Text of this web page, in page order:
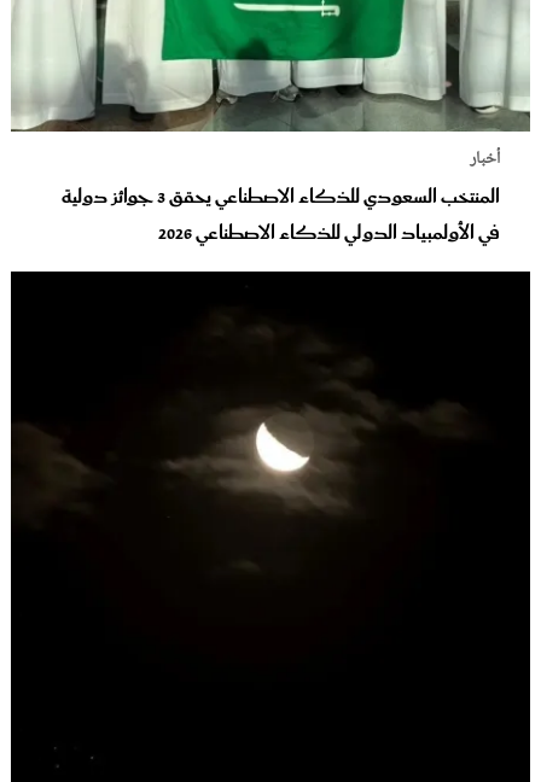
أخبار
المنتخب السعودي للذكاء الاصطناعي يحقق 3 جوائز دولية
في الأولمبياد الدولي للذكاء الاصطناعي 2026